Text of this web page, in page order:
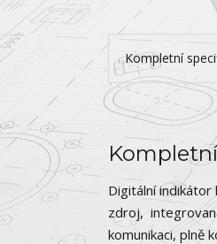
Kompletní
Digitální
zdroj,
komunikaci, plně